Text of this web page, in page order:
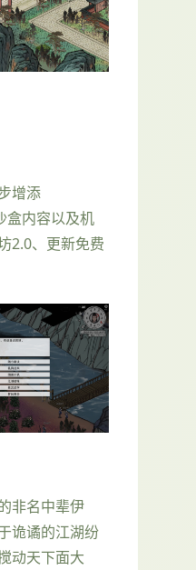
增添
内容以及机
2.0、更新免费
非名中辈伊
诡谲的江湖纷
动天下面大